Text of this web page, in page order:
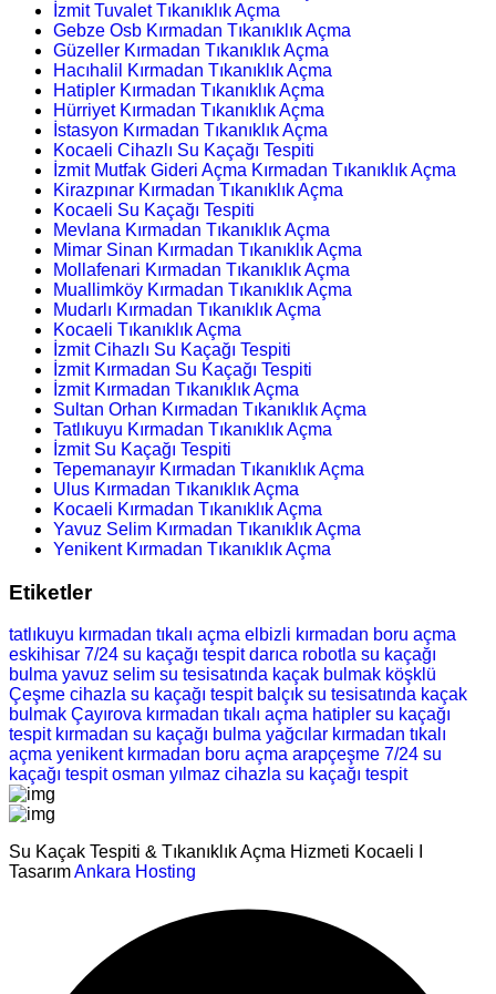
İzmit Tuvalet Tıkanıklık Açma
Gebze Osb Kırmadan Tıkanıklık Açma
Güzeller Kırmadan Tıkanıklık Açma
Hacıhalil Kırmadan Tıkanıklık Açma
Hatipler Kırmadan Tıkanıklık Açma
Hürriyet Kırmadan Tıkanıklık Açma
İstasyon Kırmadan Tıkanıklık Açma
Kocaeli Cihazlı Su Kaçağı Tespiti
İzmit Mutfak Gideri Açma Kırmadan Tıkanıklık Açma
Kirazpınar Kırmadan Tıkanıklık Açma
Kocaeli Su Kaçağı Tespiti
Mevlana Kırmadan Tıkanıklık Açma
Mimar Sinan Kırmadan Tıkanıklık Açma
Mollafenari Kırmadan Tıkanıklık Açma
Muallimköy Kırmadan Tıkanıklık Açma
Mudarlı Kırmadan Tıkanıklık Açma
Kocaeli Tıkanıklık Açma
İzmit Cihazlı Su Kaçağı Tespiti
İzmit Kırmadan Su Kaçağı Tespiti
İzmit Kırmadan Tıkanıklık Açma
Sultan Orhan Kırmadan Tıkanıklık Açma
Tatlıkuyu Kırmadan Tıkanıklık Açma
İzmit Su Kaçağı Tespiti
Tepemanayır Kırmadan Tıkanıklık Açma
Ulus Kırmadan Tıkanıklık Açma
Kocaeli Kırmadan Tıkanıklık Açma
Yavuz Selim Kırmadan Tıkanıklık Açma
Yenikent Kırmadan Tıkanıklık Açma
Etiketler
tatlıkuyu kırmadan tıkalı açma elbizli kırmadan boru açma
eskihisar 7/24 su kaçağı tespit darıca robotla su kaçağı
bulma yavuz selim su tesisatında kaçak bulmak köşklü
Çeşme cihazla su kaçağı tespit balçık su tesisatında kaçak
bulmak Çayırova kırmadan tıkalı açma hatipler su kaçağı
tespit kırmadan su kaçağı bulma yağcılar kırmadan tıkalı
açma yenikent kırmadan boru açma arapçeşme 7/24 su
kaçağı tespit osman yılmaz cihazla su kaçağı tespit
Su Kaçak Tespiti & Tıkanıklık Açma Hizmeti Kocaeli I
TasarımAnkara Hosting